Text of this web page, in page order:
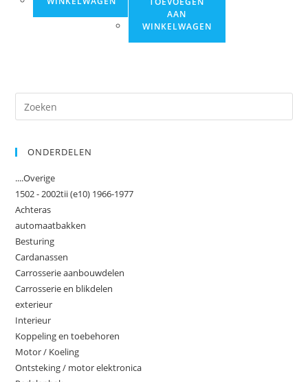
AAN
WINKELWAGEN
op
ONDERDELEN
....Overige
1502 - 2002tii (e10) 1966-1977
Achteras
automaatbakken
Besturing
Cardanassen
Carrosserie aanbouwdelen
Carrosserie en blikdelen
exterieur
Interieur
Koppeling en toebehoren
Motor / Koeling
Ontsteking / motor elektronica